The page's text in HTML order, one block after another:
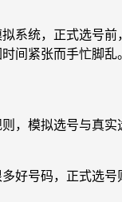
系统，正式选号前
间紧张而手忙脚乱
则，模拟选号与真
好号码，正式选号